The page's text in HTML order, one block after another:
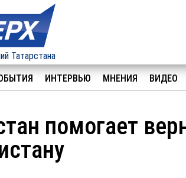
Татарстана
ИНТЕРВЬЮ МНЕНИЯ ВИДЕО
помогает